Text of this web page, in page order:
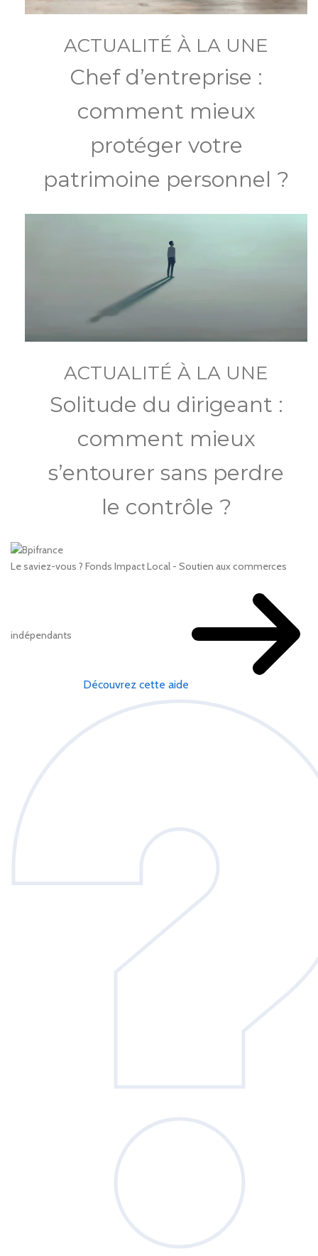
ACTUALITÉ À LA UNE
Chef d’entreprise :
comment mieux
protéger votre
patrimoine personnel ?
ACTUALITÉ À LA UNE
Solitude du dirigeant :
comment mieux
s’entourer sans perdre
le contrôle ?
Le saviez-vous ? Fonds Impact Local - Soutien aux commerces
indépendants
Découvrez cette aide